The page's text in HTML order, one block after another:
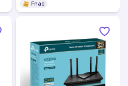
Fnac